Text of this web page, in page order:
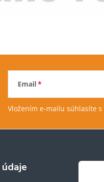
Email
Vložením e-mailu súhlasíte s